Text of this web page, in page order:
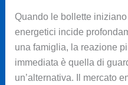
Quando le bollette
energetici incide
una famiglia, la reazione
immediata è quella di
un’alternativa. Il mercato